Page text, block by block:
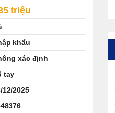
triệu
khẩu
xác định
tay
12/2025